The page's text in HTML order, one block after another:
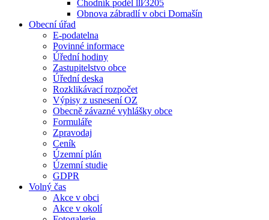
Chodník podél lll⁄3205
Obnova zábradlí v obci Domašín
Obecní úřad
E-podatelna
Povinné informace
Úřední hodiny
Zastupitelstvo obce
Úřední deska
Rozklikávací rozpočet
Výpisy z usnesení OZ
Obecně závazné vyhlášky obce
Formuláře
Zpravodaj
Ceník
Územní plán
Územní studie
GDPR
Volný čas
Akce v obci
Akce v okolí